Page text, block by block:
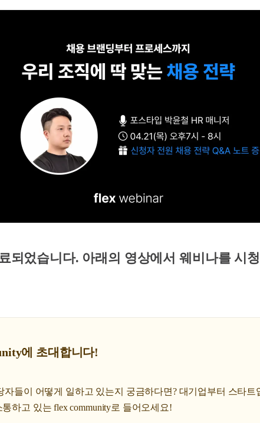
되었습니다. 아래의 영상에서 웨비나를 시
에 초대합니다!
자들이 어떻게 일하고 있는지 궁금하다면? 대기업부터 스타트
하고 있는 flex community로 들어오세요!